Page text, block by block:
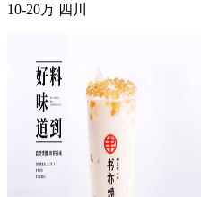
10-20万 四川